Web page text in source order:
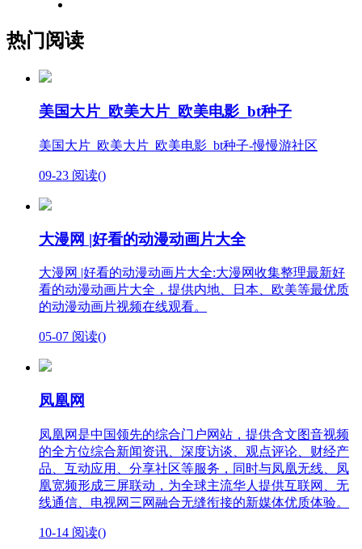
热门阅读
美国大片_欧美大片_欧美电影_bt种子
美国大片_欧美大片_欧美电影_bt种子-慢慢游社区
09-23 阅读()
大漫网 |好看的动漫动画片大全
大漫网 |好看的动漫动画片大全:大漫网收集整理最新好
看的动漫动画片大全，提供内地、日本、欧美等最优质
的动漫动画片视频在线观看。
05-07 阅读()
凤凰网
凤凰网是中国领先的综合门户网站，提供含文图音视频
的全方位综合新闻资讯、深度访谈、观点评论、财经产
品、互动应用、分享社区等服务，同时与凤凰无线、凤
凰宽频形成三屏联动，为全球主流华人提供互联网、无
线通信、电视网三网融合无缝衔接的新媒体优质体验。
10-14 阅读()